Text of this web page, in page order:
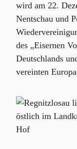
wird am 22.
Nentschau und
des „Eisernen
Deutschlands
vereinten